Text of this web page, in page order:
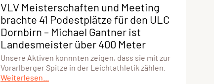
VLV Meisterschaften und Meeting
brachte 41 Podestplätze für den ULC
Dornbirn – Michael Gantner ist
Landesmeister über 400 Meter
Unsere Aktiven konnnten zeigen, dass sie mit zur
Vorarlberger Spitze in der Leichtathletik zählen.
Weiterlesen...